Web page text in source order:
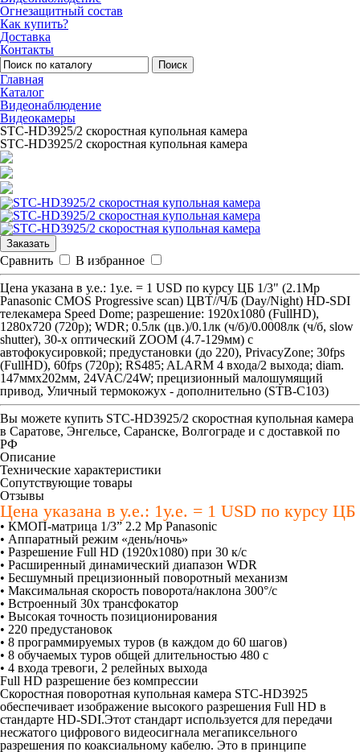
Огнезащитный состав
Как купить?
Доставка
Контакты
Поиск
Главная
Каталог
Видеонаблюдение
Видеокамеры
STC-HD3925/2 скоростная купольная камера
STC-HD3925/2 скоростная купольная камера
Заказать
Сравнить
В избранное
Цена указана в у.е.: 1у.е. = 1 USD по курсу ЦБ 1/3" (2.1Mp
Panasonic CMOS Progressive scan) ЦВТ//Ч/Б (Day/Night) HD-SDI
телекамера Speed Dome; разрешение: 1920x1080 (FullHD),
1280x720 (720p); WDR; 0.5лк (цв.)/0.1лк (ч/б)/0.0008лк (ч/б, slow
shutter), 30-х оптический ZOOM (4.7-129мм) с
автофокусировкой; предустановки (до 220), PrivacyZone; 30fps
(FullHD), 60fps (720p); RS485; ALARM 4 входа/2 выхода; diam.
147ммx202мм, 24VAC/24W; прецизионный малошумящий
привод, Уличный термокожух - дополнительно (STB-C103)
Вы можете купить STC-HD3925/2 скоростная купольная камера
в Саратове, Энгельсе, Саранске, Волгограде и с доставкой по
РФ
Описание
Технические характеристики
Сопутствующие товары
Отзывы
Цена указана в у.е.: 1у.е. = 1 USD по курсу ЦБ
• КМОП-матрица 1/3” 2.2 Мр Panasonic
• Аппаратный режим «день/ночь»
• Разрешение Full HD (1920x1080) при 30 к/с
• Расширенный динамический диапазон WDR
• Бесшумный прецизионный поворотный механизм
• Максимальная скорость поворота/наклона 300°/с
• Встроенный 30х трансфокатор
• Высокая точность позиционирования
• 220 предустановок
• 8 программируемых туров (в каждом до 60 шагов)
• 8 обучаемых туров общей длительностью 480 с
• 4 входа тревоги, 2 релейных выхода
Full HD разрешение без компрессии
Скоростная поворотная купольная камера STC-HD3925
обеспечивает изображение высокого разрешения Full HD в
стандарте HD-SDI.Этот стандарт используется для передачи
несжатого цифрового видеосигнала мегапиксельного
разрешения по коаксиальному кабелю. Это в принципе